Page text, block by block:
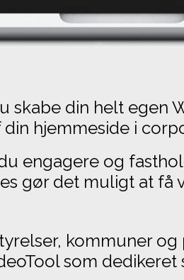
skabe din helt egen
hjemmeside i
engagere og
gør det muligt at få
kommuner
som